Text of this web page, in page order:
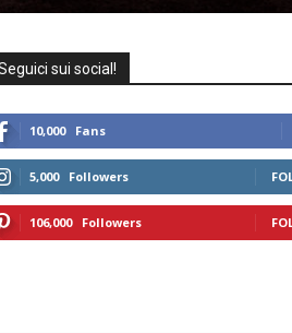
sui social!
10,000 Fans
5,000 Followers
106,000 Followers